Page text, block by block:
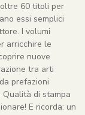
60 titoli per
essi semplici
I volumi
arricchire le
nuove
tra arti
prefazioni
di stampa
E ricorda: un